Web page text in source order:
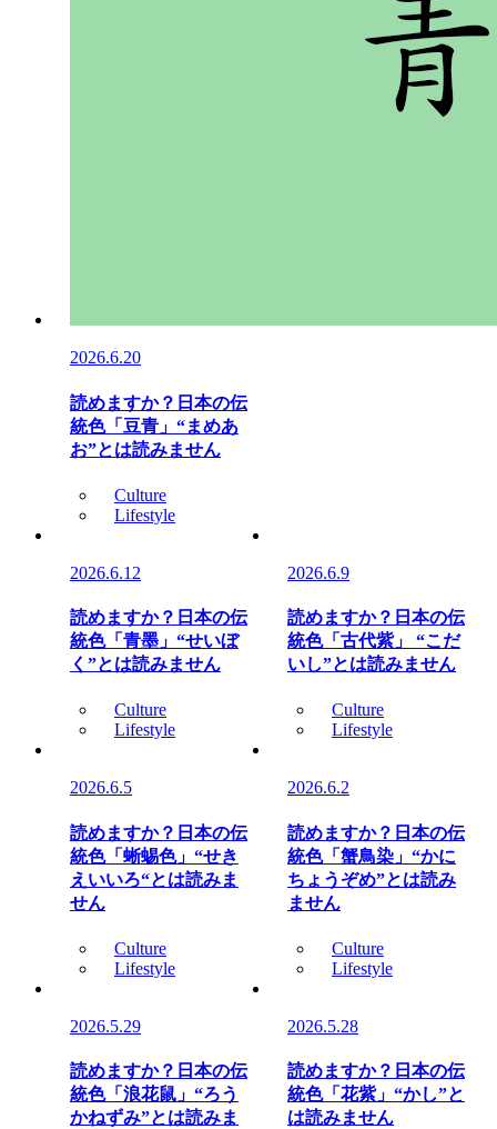
2026.6.20
読めますか？日本の伝
統色「豆青」“まめあ
お”とは読みません
Culture
Lifestyle
2026.6.12
読めますか？日本の伝
統色「青墨」“せいぼ
く”とは読みません
Culture
Lifestyle
2026.6.9
読めますか？日本の伝
統色「古代紫」 “こだ
いし”とは読みません
Culture
Lifestyle
2026.6.5
読めますか？日本の伝
統色「蜥蜴色」“せき
えいいろ“とは読みま
せん
Culture
Lifestyle
2026.6.2
読めますか？日本の伝
統色「蟹鳥染」“かに
ちょうぞめ”とは読み
ません
Culture
Lifestyle
2026.5.29
読めますか？日本の伝
統色「浪花鼠」“ろう
かねずみ”とは読みま
2026.5.28
読めますか？日本の伝
統色「花紫」“かし”と
は読みません